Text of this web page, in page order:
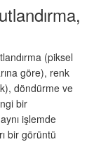
(piksel
göre), renk
döndürme ve
bir
işlemde
bir görüntü